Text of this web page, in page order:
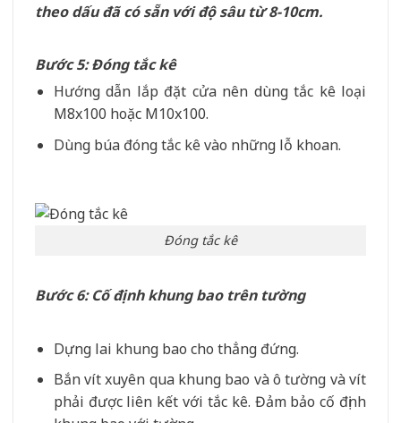
theo dấu đã có sẵn với độ sâu từ 8-10cm.
Bước 5: Đóng tắc kê
Hướng dẫn lắp đặt cửa nên dùng tắc kê loại
M8x100 hoặc M10x100.
Dùng búa đóng tắc kê vào những lỗ khoan.
Đóng tắc kê
Bước 6: Cố định khung bao trên tường
Dựng lai khung bao cho thẳng đứng.
Bắn vít xuyên qua khung bao và ô tường và vít
phải được liên kết với tắc kê. Đảm bảo cố định